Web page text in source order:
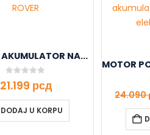
AUTO NA AKUMULATOR NARANDZASTI 11/1638-1
0 out of 5
21.199 рсд
DODAJ U KORPU
24.090